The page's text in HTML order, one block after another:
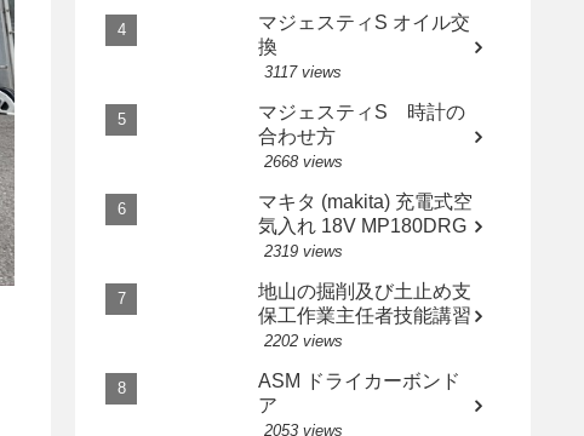
マジェスティS オイル交
換
3117 views
マジェスティS 時計の
合わせ方
2668 views
マキタ (makita) 充電式空
気入れ 18V MP180DRG
2319 views
地山の掘削及び土止め支
保工作業主任者技能講習
2202 views
ASM ドライカーボンド
ア
2053 views